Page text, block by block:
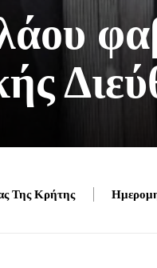
Της Κρήτης